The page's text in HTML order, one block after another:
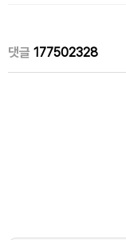
댓글 177502328